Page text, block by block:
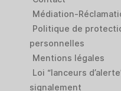
Médiation-
Politique de
personnelles
Mentions légales
Loi “lanceurs
signalement